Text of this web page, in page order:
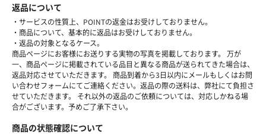
返品について
・サービスの性質上、POINTの返金はお受けしておりません。
・商品について、基本的に返品はお受けしておりません。
・返品の対象となるケース。
商品ページにお客様にお送りする実物の写真を掲載しております。 万が
一、商品ページに掲載されている品目と異なる商品が送られてきた場合は、
返品対応させていただきます。 商品到着から3日以内にメールもしくはお問
い合わせフォームにてご連絡ください。返品の際の送料は、弊社にて負担さ
せていただきます。 それ以外の返品のご依頼については、対応しかねる場
合がございます。予めご了承下さい。
商品の状態確認について